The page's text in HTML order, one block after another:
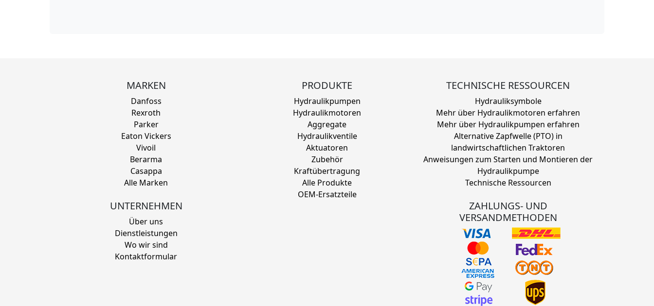
MARKEN
Danfoss
Rexroth
Parker
Eaton Vickers
Vivoil
Berarma
Casappa
Alle Marken
PRODUKTE
Hydraulikpumpen
Hydraulikmotoren
Aggregate
Hydraulikventile
Aktuatoren
Zubehör
Kraftübertragung
Alle Produkte
OEM-Ersatzteile
TECHNISCHE RESSOURCEN
Hydrauliksymbole
Mehr über Hydraulikmotoren erfahren
Mehr über Hydraulikpumpen erfahren
Alternative Zapfwelle (PTO) in
landwirtschaftlichen Traktoren
Anweisungen zum Starten und Montieren der
Hydraulikpumpe
Technische Ressourcen
UNTERNEHMEN
Über uns
Dienstleistungen
Wo wir sind
Kontaktformular
ZAHLUNGS- UND
VERSANDMETHODEN